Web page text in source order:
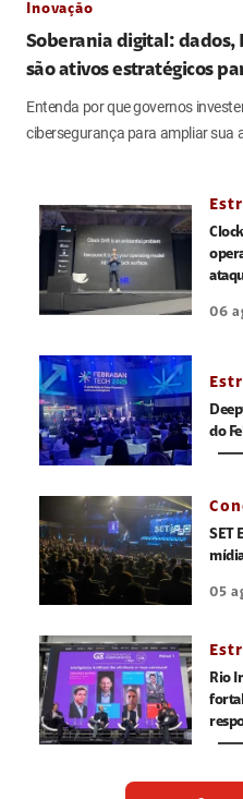
Inovação
Soberania digital:
são ativos estratégicos
Entenda por que governos
cibersegurança para ampliar sua
06
do
SET
05
Rio